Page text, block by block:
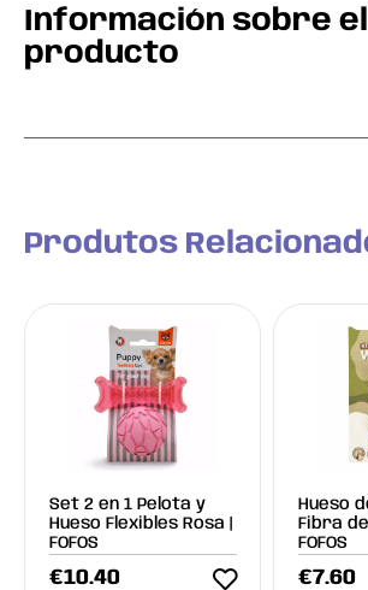
Información sobre el
producto
Produtos
Set 2 en 1 Pelota y
Hueso Flexibles Rosa |
FOFOS
€10.40
Hueso
Fibra
FOFOS
€7.60